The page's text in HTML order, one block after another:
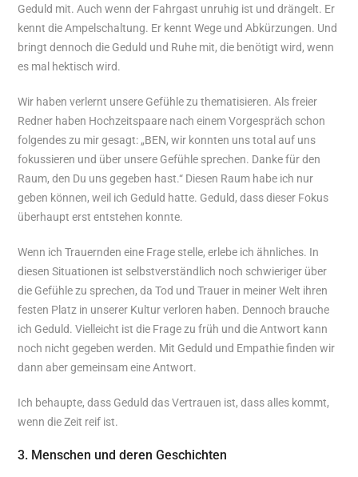
Geduld mit. Auch wenn der Fahrgast unruhig ist und drängelt. Er
kennt die Ampelschaltung. Er kennt Wege und Abkürzungen. Und
bringt dennoch die Geduld und Ruhe mit, die benötigt wird, wenn
es mal hektisch wird.
Wir haben verlernt unsere Gefühle zu thematisieren. Als freier
Redner haben Hochzeitspaare nach einem Vorgespräch schon
folgendes zu mir gesagt: „BEN, wir konnten uns total auf uns
fokussieren und über unsere Gefühle sprechen. Danke für den
Raum, den Du uns gegeben hast.“ Diesen Raum habe ich nur
geben können, weil ich Geduld hatte. Geduld, dass dieser Fokus
überhaupt erst entstehen konnte.
Wenn ich Trauernden eine Frage stelle, erlebe ich ähnliches. In
diesen Situationen ist selbstverständlich noch schwieriger über
die Gefühle zu sprechen, da Tod und Trauer in meiner Welt ihren
festen Platz in unserer Kultur verloren haben. Dennoch brauche
ich Geduld. Vielleicht ist die Frage zu früh und die Antwort kann
noch nicht gegeben werden. Mit Geduld und Empathie finden wir
dann aber gemeinsam eine Antwort.
Ich behaupte, dass Geduld das Vertrauen ist, dass alles kommt,
wenn die Zeit reif ist.
3. Menschen und deren Geschichten